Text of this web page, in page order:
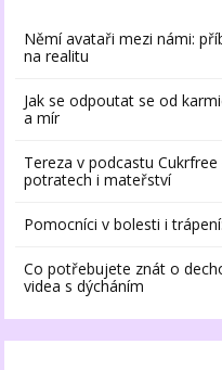
Němí avataři mezi námi:
na realitu
Jak se odpoutat se od
a mír
Tereza v podcastu
potratech i mateřství
Pomocníci v bolesti i
Co potřebujete znát o
videa s dýcháním